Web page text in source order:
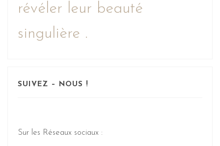
révéler leur beauté
singulière .
SUIVEZ – NOUS !
Sur les Réseaux sociaux :